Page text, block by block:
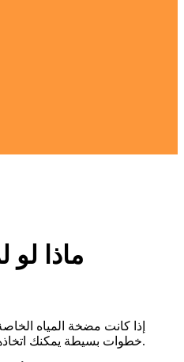
ماذا
إذا كانت مضخة المياه
خطوات بسيطة يمكنك اتخاذها لاستكشاف المشكلة وإصلاحها.